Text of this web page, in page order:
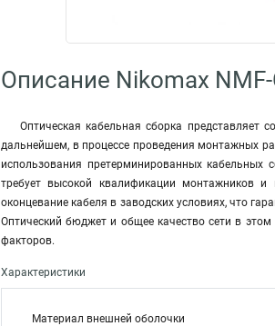
Описание Nikomax NMF-
Оптическая кабельная сборка представляет
дальнейшем, в процессе проведения монтажных
использования претерминированных
требует высокой квалификации монтажников и
оконцевание кабеля в заводских условиях, что
Оптический бюджет и общее качество сети в
факторов.
Характеристики
Материал внешней оболочки